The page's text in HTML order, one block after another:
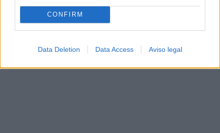
CONFIRM
Data Deletion Data Access Aviso legal